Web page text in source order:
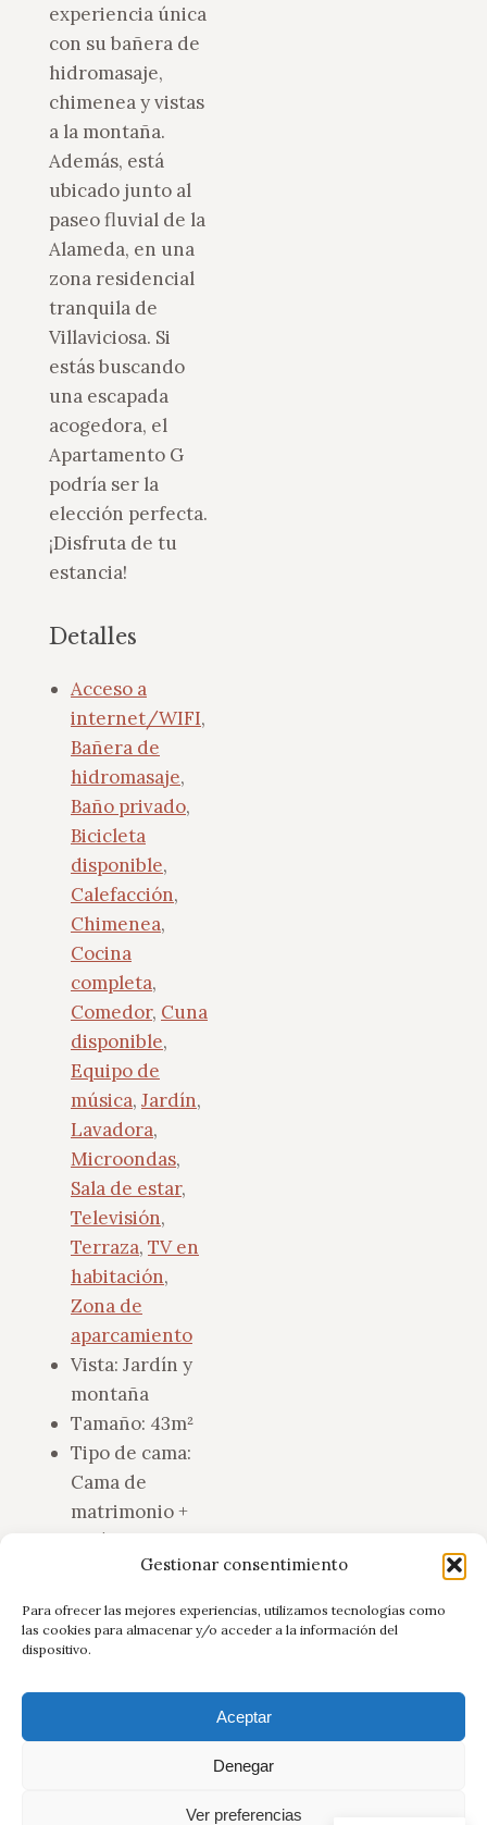
Gestionar consentimiento
Para ofrecer las mejores experiencias, utilizamos tecnologías como
las cookies para almacenar y/o acceder a la información del
dispositivo.
Aceptar
Denegar
Ver preferencias
experiencia única
con su bañera de
hidromasaje,
chimenea y vistas
a la montaña.
Además, está
ubicado junto al
paseo fluvial de la
Alameda, en una
zona residencial
tranquila de
Villaviciosa. Si
estás buscando
una escapada
acogedora, el
Apartamento G
podría ser la
elección perfecta.
¡Disfruta de tu
estancia!
Detalles
Acceso a
internet/WIFI,
Bañera de
hidromasaje,
Baño privado,
Bicicleta
disponible,
Calefacción,
Chimenea,
Cocina
completa,
Comedor, Cuna
disponible,
Equipo de
música, Jardín,
Lavadora,
Microondas,
Sala de estar,
Televisión,
Terraza, TV en
habitación,
Zona de
aparcamiento
Vista: Jardín y
montaña
Tamaño: 43m²
Tipo de cama:
Cama de
matrimonio +
Sofá cama +
Supletoria (Max
4 personas)
Ver Detalles
© Apartamentos Paseo de la Alameda - 2024. Todos los derechos